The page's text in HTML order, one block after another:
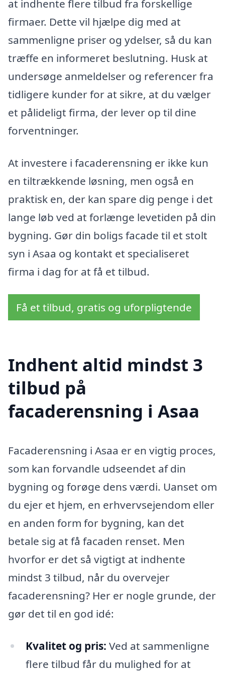
at indhente flere tilbud fra forskellige
firmaer. Dette vil hjælpe dig med at
sammenligne priser og ydelser, så du kan
træffe en informeret beslutning. Husk at
undersøge anmeldelser og referencer fra
tidligere kunder for at sikre, at du vælger
et pålideligt firma, der lever op til dine
forventninger.
At investere i facaderensning er ikke kun
en tiltrækkende løsning, men også en
praktisk en, der kan spare dig penge i det
lange løb ved at forlænge levetiden på din
bygning. Gør din boligs facade til et stolt
syn i Asaa og kontakt et specialiseret
firma i dag for at få et tilbud.
Få et tilbud, gratis og uforpligtende
Indhent altid mindst 3
tilbud på
facaderensning i Asaa
Facaderensning i Asaa er en vigtig proces,
som kan forvandle udseendet af din
bygning og forøge dens værdi. Uanset om
du ejer et hjem, en erhvervsejendom eller
en anden form for bygning, kan det
betale sig at få facaden renset. Men
hvorfor er det så vigtigt at indhente
mindst 3 tilbud, når du overvejer
facaderensning? Her er nogle grunde, der
gør det til en god idé:
Kvalitet og pris: Ved at sammenligne
flere tilbud får du mulighed for at